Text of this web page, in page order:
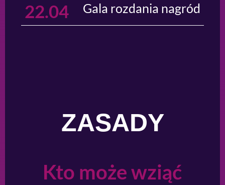
22.04 Gala rozdania nagród
ZASADY
Kto może wziąć